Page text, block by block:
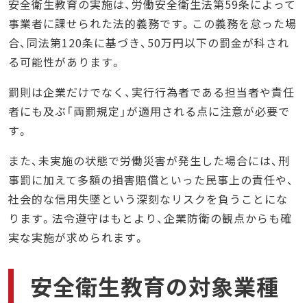
安全衛生教育の実施は、労働安全衛生法第59条によって
事業者に課せられた法的義務です。この義務を怠った場
合、同法第120条に基づき、50万円以下の罰金が科され
る可能性があります。
罰則は企業だけでなく、実行行為者である担当者や責任
者にも及ぶ「両罰規定」が適用される点に注意が必要で
す。
また、未実施の状態で労働災害が発生した場合には、刑
事罰に加えて多額の損害賠償といった民事上の責任や、
社会的な信用失墜という深刻なリスクを負うことにな
ります。法令遵守はもとより、企業防衛の観点からも確
実な実施が求められます。
安全衛生教育の対象業種